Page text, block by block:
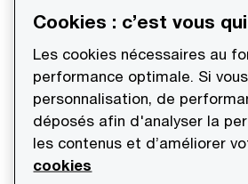
d’affaires consolidé de plus de
d’euros et dont la rentabilité
impôt rapporté au chiffre
sont concernées à ce stade
seuil à 10 milliards d’euros
sept ans après la mise en
réforme). A ce stade, une
Cookies : c’est vous
Les cookies nécessaires au
performance optimale. Si
personnalisation, de
déposés afin d'analyser la
les contenus et d’améliorer
cookies